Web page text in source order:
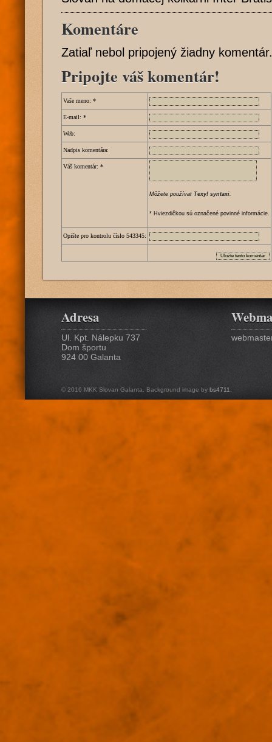
Komentáre
Zatiaľ nebol pripojený žiadny
Pripojte váš komentár!
Vaše meno: *
E-mail: *
Web:
Nadpis komentára:
Váš komentár: *
Môžete používat Texy! syntaxi.
* Hviezdičkou sú označené povinné informácie.
Opište pro kontrolu číslo 543345:
Adresa
Ul. Kpt. Nálepku 737
Dom športu
924 00 Galanta
© 2016 MKK Slovan Galanta. Background image by bs4711